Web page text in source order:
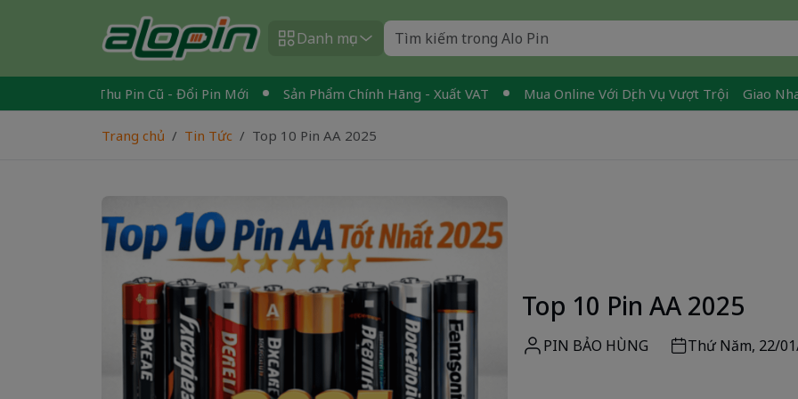
Danh mục
Thu Pin Cũ - Đổi Pin Mới Sản Phẩm Chính Hãng - Xuất VAT Mua Online Với Dịch Vụ Vượt Trội Giao Nhanh -
Trang chủ Tin Tức Top 10 Pin AA 2025
Top 10 Pin AA 2025
PIN BẢO HÙNG Thứ Năm, 22/